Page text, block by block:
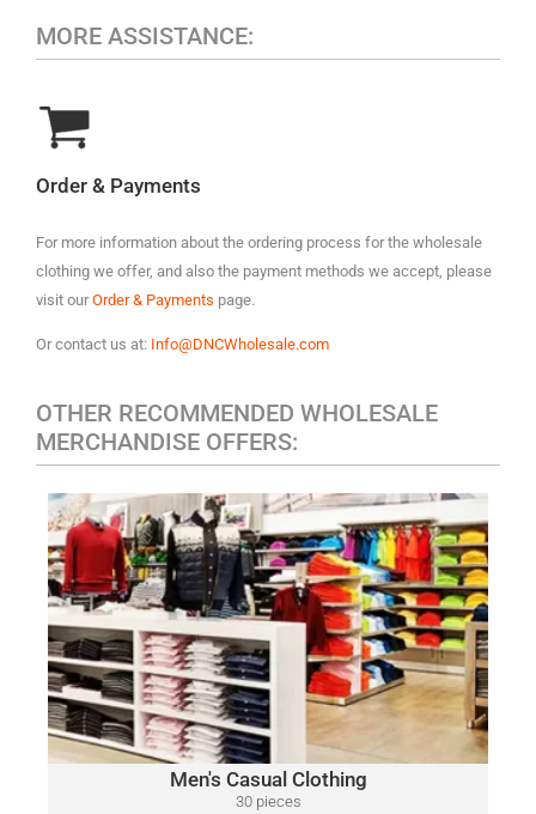
MORE ASSISTANCE:
Order & Payments
For more information about the ordering process for the wholesale
clothing we offer, and also the payment methods we accept, please
visit ourOrder & Payments page.
Or contact us at: Info@DNCWholesale.com
OTHER RECOMMENDED WHOLESALE
MERCHANDISE OFFERS:
Men's Casual Clothing
30 pieces
MEN'S CASUAL CLOTHING
A variety of designer brands may be included, such as:
​Polo
Ralph Lauren, Tommy Hilfiger, Lacoste, Michael Kors, Vince
Camuto, Tommy Bahama, Calvin Klein, Nautica and Many
More.
Click Here